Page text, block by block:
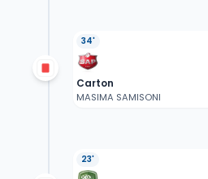
34'
Carton
MASIMA SAMISONI
23'